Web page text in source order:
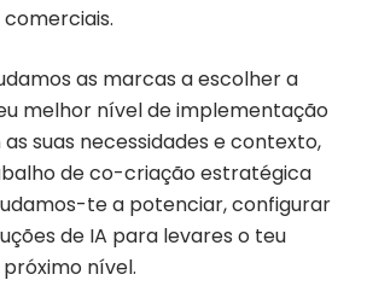
as marcas a escolher a
melhor nível de implementação
suas necessidades e contexto,
de co-criação estratégica
te a potenciar, configurar
de IA para levares o teu
nível.